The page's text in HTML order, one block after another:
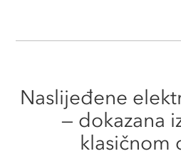
Naslijeđene
— dokazana
klasičnom